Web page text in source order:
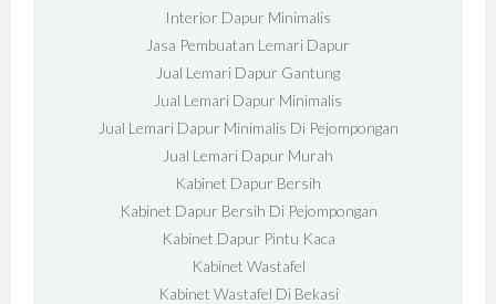
Interior Dapur Minimalis
Jasa Pembuatan Lemari Dapur
Jual Lemari Dapur Gantung
Jual Lemari Dapur Minimalis
Jual Lemari Dapur Minimalis Di Pejompongan
Jual Lemari Dapur Murah
Kabinet Dapur Bersih
Kabinet Dapur Bersih Di Pejompongan
Kabinet Dapur Pintu Kaca
Kabinet Wastafel
Kabinet Wastafel Di Bekasi